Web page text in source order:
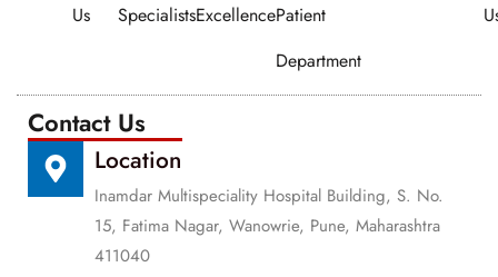
Us
SpecialistsExcellencePatient
Department
Contact Us
Location
Inamdar Multispeciality Hospital Building, S. No.
15, Fatima Nagar, Wanowrie, Pune, Maharashtra
411040